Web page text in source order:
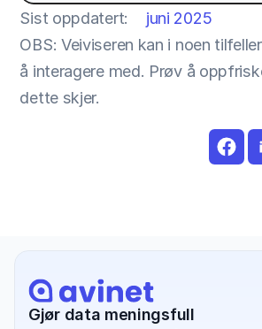
Sist oppdatert:
juni 2025
OBS: Veiviseren kan i noen
å interagere med. Prøv å
dette skjer.
Gjør data meningsfull